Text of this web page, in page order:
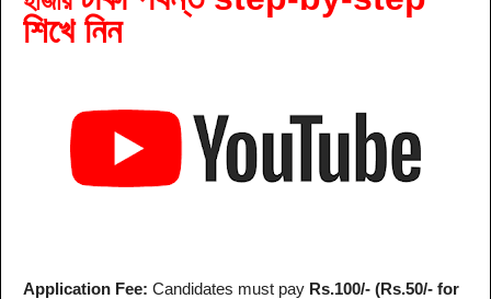
শিখে নিন
Application Fee: Candidates must pay Rs.100/- (Rs.50/- for